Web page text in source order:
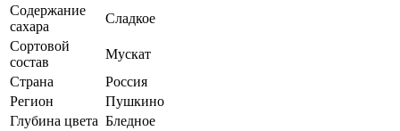
Содержание
сахара
Сладкое
Сортовой
состав
Мускат
Страна
Россия
Регион
Пушкино
Глубина цвета Бледное